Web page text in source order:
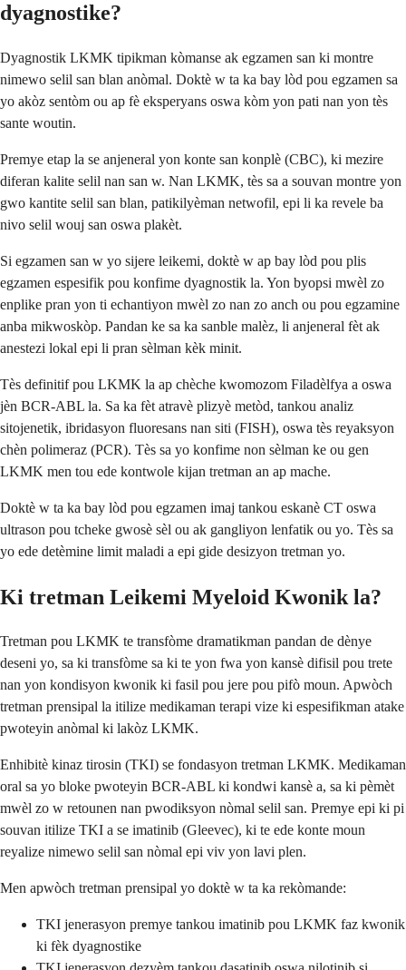
dyagnostike?
Dyagnostik LKMK tipikman kòmanse ak egzamen san ki montre
nimewo selil san blan anòmal. Doktè w ta ka bay lòd pou egzamen sa
yo akòz sentòm ou ap fè eksperyans oswa kòm yon pati nan yon tès
sante woutin.
Premye etap la se anjeneral yon konte san konplè (CBC), ki mezire
diferan kalite selil nan san w. Nan LKMK, tès sa a souvan montre yon
gwo kantite selil san blan, patikilyèman netwofil, epi li ka revele ba
nivo selil wouj san oswa plakèt.
Si egzamen san w yo sijere leikemi, doktè w ap bay lòd pou plis
egzamen espesifik pou konfime dyagnostik la. Yon byopsi mwèl zo
enplike pran yon ti echantiyon mwèl zo nan zo anch ou pou egzamine
anba mikwoskòp. Pandan ke sa ka sanble malèz, li anjeneral fèt ak
anestezi lokal epi li pran sèlman kèk minit.
Tès definitif pou LKMK la ap chèche kwomozom Filadèlfya a oswa
jèn BCR-ABL la. Sa ka fèt atravè plizyè metòd, tankou analiz
sitojenetik, ibridasyon fluoresans nan siti (FISH), oswa tès reyaksyon
chèn polimeraz (PCR). Tès sa yo konfime non sèlman ke ou gen
LKMK men tou ede kontwole kijan tretman an ap mache.
Doktè w ta ka bay lòd pou egzamen imaj tankou eskanè CT oswa
ultrason pou tcheke gwosè sèl ou ak gangliyon lenfatik ou yo. Tès sa
yo ede detèmine limit maladi a epi gide desizyon tretman yo.
Ki tretman Leikemi Myeloid Kwonik la?
Tretman pou LKMK te transfòme dramatikman pandan de dènye
deseni yo, sa ki transfòme sa ki te yon fwa yon kansè difisil pou trete
nan yon kondisyon kwonik ki fasil pou jere pou pifò moun. Apwòch
tretman prensipal la itilize medikaman terapi vize ki espesifikman atake
pwoteyin anòmal ki lakòz LKMK.
Enhibitè kinaz tirosin (TKI) se fondasyon tretman LKMK. Medikaman
oral sa yo bloke pwoteyin BCR-ABL ki kondwi kansè a, sa ki pèmèt
mwèl zo w retounen nan pwodiksyon nòmal selil san. Premye epi ki pi
souvan itilize TKI a se imatinib (Gleevec), ki te ede konte moun
reyalize nimewo selil san nòmal epi viv yon lavi plen.
Men apwòch tretman prensipal yo doktè w ta ka rekòmande:
TKI jenerasyon premye tankou imatinib pou LKMK faz kwonik
ki fèk dyagnostike